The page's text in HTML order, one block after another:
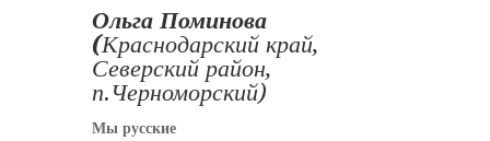
Ольга Поминова
(Краснодарский край,
Северский район,
п.Черноморский)
Мы русские